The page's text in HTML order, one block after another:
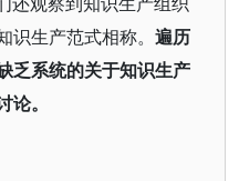
生产范式相称。 遍历
乏系统的关于知识生产
。